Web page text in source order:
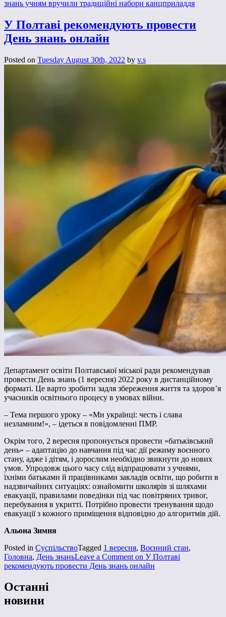
знань учням вручили традиційні набори канцприладдя
У Полтаві рекомендують провести
День знань онлайн
Posted on Tuesday August 30th, 2022 by v.s
Департамент освіти Полтавської міської ради рекомендував
провести День знань (1 вересня) 2022 року в дистанційному
форматі. Це варто зробити задля збереження життя та здоров’я
учасників освітнього процесу в умовах війни.
– Тема першого уроку – «Ми українці: честь і слава
незламним!», – ідеться в повідомленні ПМР.
Окрім того, 2 вересня пропонується провести «батьківський
день» – адаптацію до навчання під час дії режиму воєнного
стану, адже і дітям, і дорослим необхідно звикнути до нових
умов. Упродовж цього часу слід відпрацювати з учнями,
їхніми батьками й працівниками закладів освіти, що робити в
надзвичайних ситуаціях: ознайомити школярів зі шляхами
евакуації, правилами поведінки під час повітряних тривог,
перебування в укритті. Потрібно провести тренування щодо
евакуації з кожного приміщення відповідно до алгоритмів дій.
Альона Зимня
Posted in СуспільствоTagged 1 вересня, Воєнний стан,
Головна, День знаньLeave a Comment on У Полтаві
рекомендують провести День знань онлайн
Останні
новини